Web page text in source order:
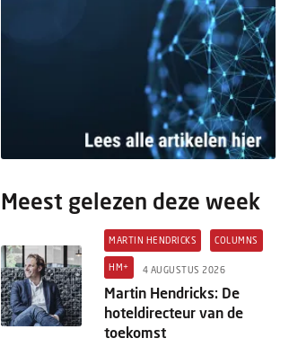
Meest gelezen deze week
MARTIN HENDRICKS COLUMNS
HM+ 4 AUGUSTUS 2026
Martin Hendricks: De
hoteldirecteur van de
toekomst